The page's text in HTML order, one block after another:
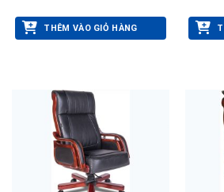
THÊM VÀO GIỎ HÀNG